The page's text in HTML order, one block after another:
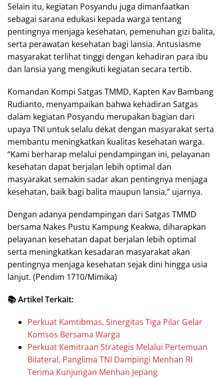
Selain itu, kegiatan Posyandu juga dimanfaatkan
sebagai sarana edukasi kepada warga tentang
pentingnya menjaga kesehatan, pemenuhan gizi balita,
serta perawatan kesehatan bagi lansia. Antusiasme
masyarakat terlihat tinggi dengan kehadiran para ibu
dan lansia yang mengikuti kegiatan secara tertib.
Komandan Kompi Satgas TMMD, Kapten Kav Bambang
Rudianto, menyampaikan bahwa kehadiran Satgas
dalam kegiatan Posyandu merupakan bagian dari
upaya TNI untuk selalu dekat dengan masyarakat serta
membantu meningkatkan kualitas kesehatan warga.
“Kami berharap melalui pendampingan ini, pelayanan
kesehatan dapat berjalan lebih optimal dan
masyarakat semakin sadar akan pentingnya menjaga
kesehatan, baik bagi balita maupun lansia,” ujarnya.
Dengan adanya pendampingan dari Satgas TMMD
bersama Nakes Pustu Kampung Keakwa, diharapkan
pelayanan kesehatan dapat berjalan lebih optimal
serta meningkatkan kesadaran masyarakat akan
pentingnya menjaga kesehatan sejak dini hingga usia
lanjut. (Pendim 1710/Mimika)
📚 Artikel Terkait:
Perkuat Kamtibmas, Sinergitas Tiga Pilar Gelar
Komsos Bersama Warga ‎
Perkuat Kemitraan Strategis Melalui Pertemuan
Bilateral, Panglima TNI Dampingi Menhan RI
Terima Kunjungan Menhan Jepang